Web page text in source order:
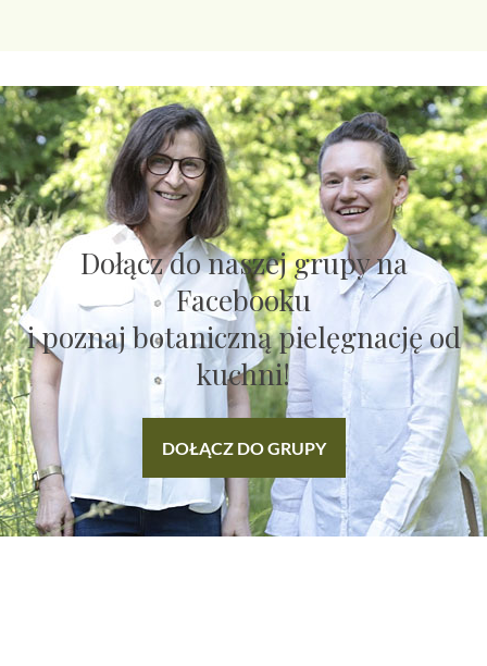
Dołącz do naszej grupy na
Facebooku
i poznaj botaniczną pielęgnację od
kuchni!
DOŁĄCZ DO GRUPY